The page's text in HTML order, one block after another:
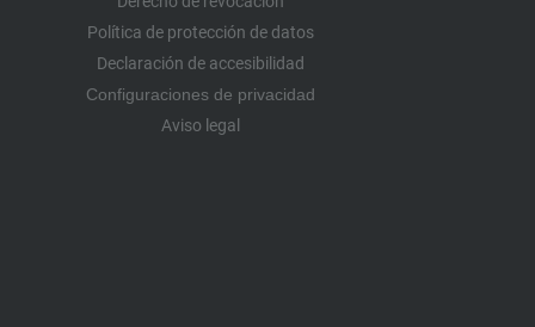
Política de protección de datos
Declaración de accesibilidad
Configuraciones de privacidad
Aviso legal